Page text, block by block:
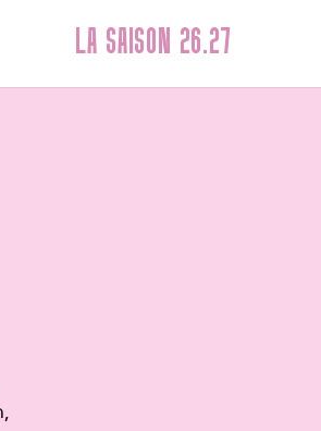
LA SAISON 26.27